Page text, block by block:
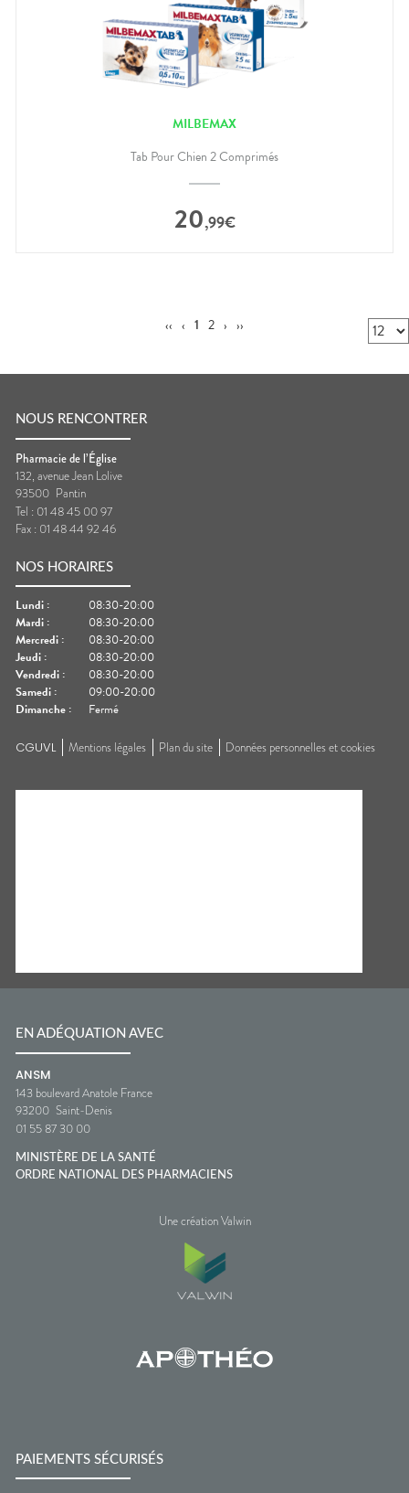
MILBEMAX
Tab Pour Chien 2 Comprimés
20,99€
‹‹ ‹ 1 2 › ››
NOUS RENCONTRER
Pharmacie de l’Église
132, avenue Jean Lolive
93500 Pantin
Tel : 01 48 45 00 97
Fax : 01 48 44 92 46
NOS HORAIRES
Lundi :
08:30-20:00
Mardi :
08:30-20:00
Mercredi :
08:30-20:00
Jeudi :
08:30-20:00
Vendredi :
08:30-20:00
Samedi :
09:00-20:00
Dimanche : Fermé
CGUVL Mentions légales Plan du site Données personnelles et cookies
EN ADÉQUATION AVEC
ANSM
143 boulevard Anatole France
93200 Saint-Denis
01 55 87 30 00
MINISTÈRE DE LA SANTÉ
ORDRE NATIONAL DES PHARMACIENS
Une création Valwin
PAIEMENTS SÉCURISÉS